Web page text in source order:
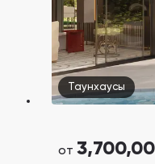
Таунхаусы
от